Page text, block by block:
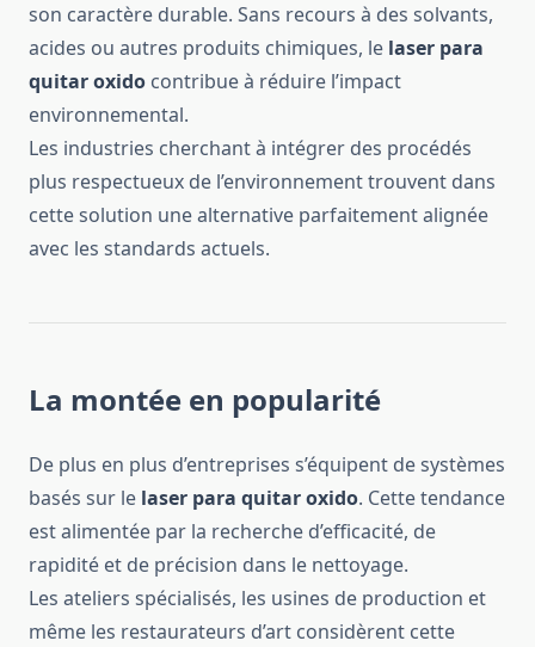
son caractère durable. Sans recours à des solvants,
acides ou autres produits chimiques, le laser para
quitar oxido contribue à réduire l’impact
environnemental.
Les industries cherchant à intégrer des procédés
plus respectueux de l’environnement trouvent dans
cette solution une alternative parfaitement alignée
avec les standards actuels.
La montée en popularité
De plus en plus d’entreprises s’équipent de systèmes
basés sur le laser para quitar oxido. Cette tendance
est alimentée par la recherche d’efficacité, de
rapidité et de précision dans le nettoyage.
Les ateliers spécialisés, les usines de production et
même les restaurateurs d’art considèrent cette